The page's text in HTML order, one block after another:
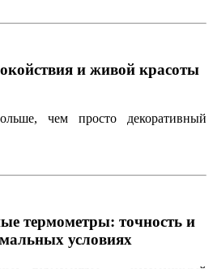
и живой красоты
чем просто декоративный
термометры: точность и
условиях